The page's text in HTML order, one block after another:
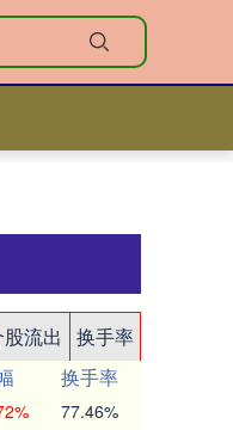
流出
换手率
换手率
77.46%